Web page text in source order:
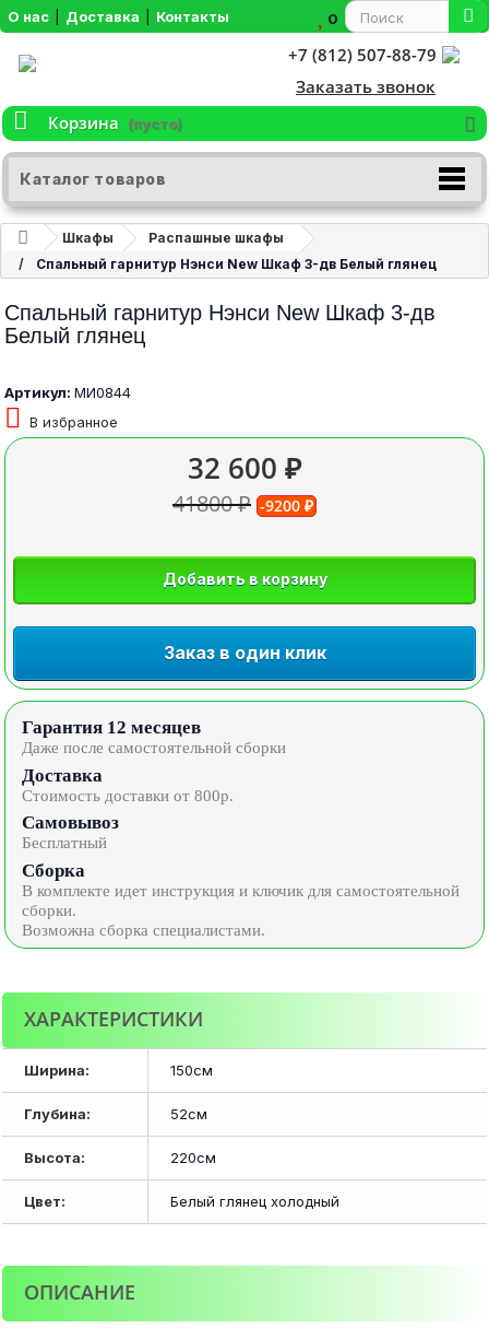
О нас Доставка Контакты 0
+7 (812) 507-88-79
Заказать звонок
Корзина
(пусто)
Каталог товаров
Шкафы
Распашные шкафы
Спальный гарнитур Нэнси New Шкаф 3-дв Белый глянец
Спальный гарнитур Нэнси New Шкаф 3-дв
Белый глянец
Артикул: МИ0844
В избранное
32 600 ₽
41800 ₽ -9200 ₽
Добавить в корзину
Заказ в один клик
Гарантия 12 месяцев
Даже после самостоятельной сборки
Доставка
Стоимость доставки от 800р.
Самовывоз
Бесплатный
Сборка
В комплекте идет инструкция и ключик для самостоятельной
сборки.
Возможна сборка специалистами.
ХАРАКТЕРИСТИКИ
Ширина: 150см
Глубина: 52см
Высота: 220см
Цвет: Белый глянец холодный
ОПИСАНИЕ